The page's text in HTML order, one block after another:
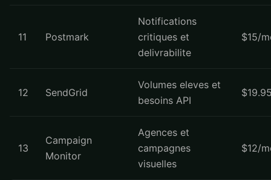
11 Postmark
Notifications
critiques et
delivrabilite
$15/
12 SendGrid
Volumes eleves et
besoins API
13
Campaign
Monitor
Agences et
campagnes
visuelles
$12/